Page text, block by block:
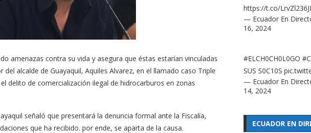
amenazas contra su vida y asegura que éstas estarían vinculadas
alcalde de Guayaquil, Aquiles Alvarez, en el llamado caso Triple
delito de comercialización ilegal de hidrocarburos en zonas
señaló que presentará la denuncia formal ante la Fiscalía,
que ha recibido. por ende, se aparta de la causa.
https://t.co/
— Ecuador En
16, 2024
#ELCH0CH0L0GO
SUS S0C10S
— Ecuador En
14, 2024
ECUADOR EN